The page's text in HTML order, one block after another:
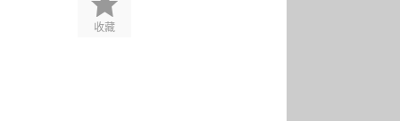
收藏